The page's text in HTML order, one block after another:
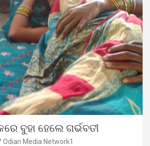
ବୁହା ହେଲେ ଗର୍ଭବତୀ
Odian Media Network1